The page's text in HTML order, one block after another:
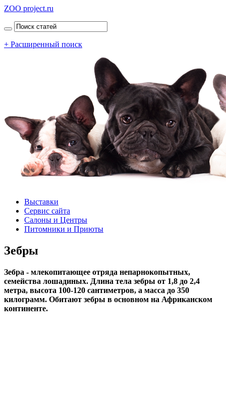
ZOO project.ru
+ Расширенный поиск
Выставки
Сервис сайта
Салоны и Центры
Питомники и Приюты
Зебры
Зебра - млекопитающее отряда непарнокопытных,
семейства лошадиных. Длина тела зебры от 1,8 до 2,4
метра, высота 100-120 сантиметров, а масса до 350
килограмм. Обитают зебры в основном на Африканском
континенте.